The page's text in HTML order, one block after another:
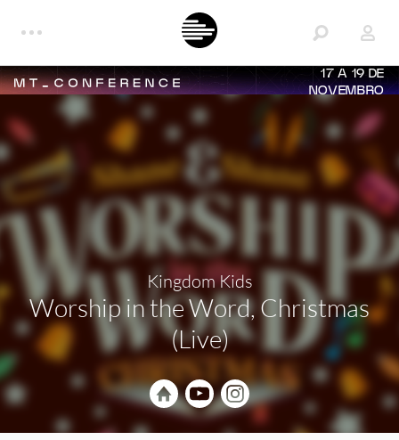
17 A 19 DE
NOVEMBRO
Kingdom Kids
Worship in the Word, Christmas
(Live)